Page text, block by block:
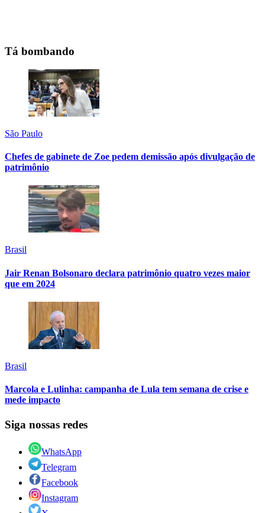
Tá bombando
São Paulo
Chefes de gabinete de Zoe pedem demissão após divulgação de
patrimônio
Brasil
Jair Renan Bolsonaro declara patrimônio quatro vezes maior
que em 2024
Brasil
Marcola e Lulinha: campanha de Lula tem semana de crise e
mede impacto
Siga nossas redes
WhatsApp
Telegram
Facebook
Instagram